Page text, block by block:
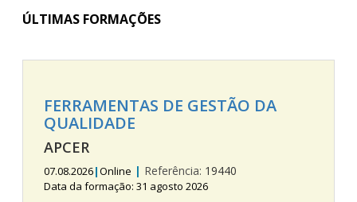
ÚLTIMAS FORMAÇÕES
FERRAMENTAS DE GESTÃO DA
QUALIDADE
APCER
07.08.2026|Online | Referência: 19440
Data da formação: 31 agosto 2026